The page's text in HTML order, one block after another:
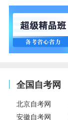
全国自考网
北京自考网
安徽自考网